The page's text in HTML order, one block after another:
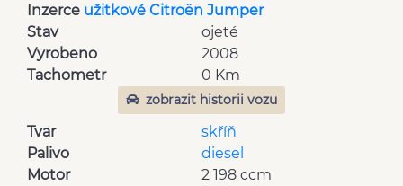
Inzerce užitkové Citroën Jumper
Stav
ojeté
Vyrobeno
2008
Tachometr
0 Km
zobrazit historii vozu
Tvar
skříň
Palivo
diesel
Motor
2 198 ccm